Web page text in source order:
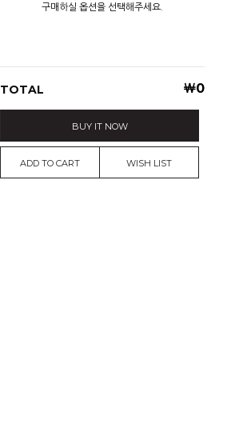
구매하실 옵션을 선택해주세요.
TOTAL ￦0
BUY IT NOW
ADD TO CART WISH LIST